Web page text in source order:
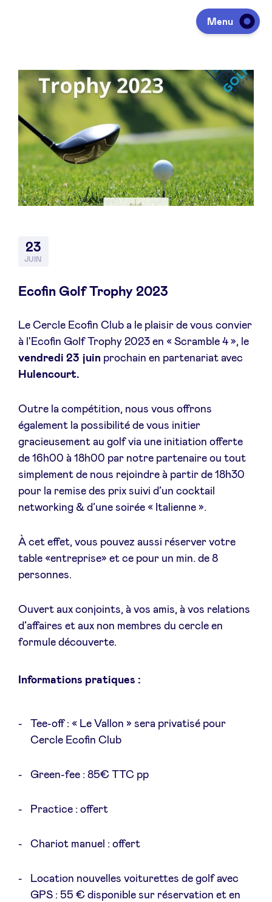
Menu
Investir
Lever des fonds
Portfolio
Agenda
Avantages
BeAngels Academy
BeAngels Luxembourg
NXT Brussels - Groupe d'investissement
Sponsors
BeAngels x PMV
Health Expert Circle
nl
LinkedIn
23
JUIN
Ecofin Golf Trophy 2023
Le Cercle Ecofin Club a le plaisir de vous convier
à l'Ecofin Golf Trophy 2023 en « Scramble 4 », le
vendredi 23 juin prochain en partenariat avec
Hulencourt.
Outre la compétition, nous vous offrons
également la possibilité de vous initier
gracieusement au golf via une initiation offerte
de 16h00 à 18h00 par notre partenaire ou tout
simplement de nous rejoindre à partir de 18h30
pour la remise des prix suivi d’un cocktail
networking & d’une soirée « Italienne ».
À cet effet, vous pouvez aussi réserver votre
table «entreprise» et ce pour un min. de 8
personnes.
Ouvert aux conjoints, à vos amis, à vos relations
d’affaires et aux non membres du cercle en
formule découverte.
Informations pratiques :
Tee-off : « Le Vallon » sera privatisé pour
Cercle Ecofin Club
Green-fee : 85€ TTC pp
Practice : offert
Chariot manuel : offert
Location nouvelles voiturettes de golf avec
GPS : 55 € disponible sur réservation et en